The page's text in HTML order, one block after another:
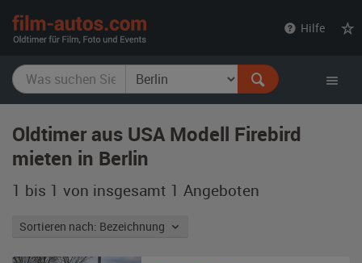
Hilfe
Oldtimer aus USA Modell Firebird
mieten in Berlin
1 bis 1 von insgesamt 1 Angeboten
Sortieren nach: Bezeichnung